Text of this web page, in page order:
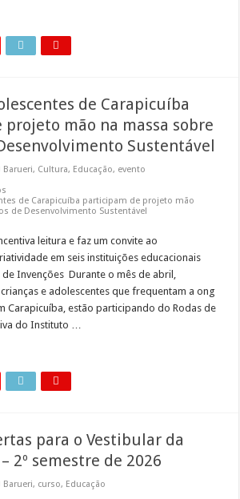
de Carapicuíba
mão na massa sobre
Sustentável
Barueri, Cultura, Educação, evento
de Carapicuíba participam de projeto mão
de Desenvolvimento Sustentável
leitura e faz um convite ao
em seis instituições educacionais
de Invenções Durante o mês de abril,
e adolescentes que frequentam a ong
Carapicuíba, estão participando do Rodas de
do Instituto …
para o Vestibular da
2º semestre de 2026
Barueri, curso, Educação